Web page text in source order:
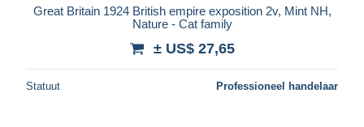
Great Britain 1924 British empire exposition 2v, Mint NH,
Nature - Cat family
± US$ 27,65
Statuut Professioneel handelaar